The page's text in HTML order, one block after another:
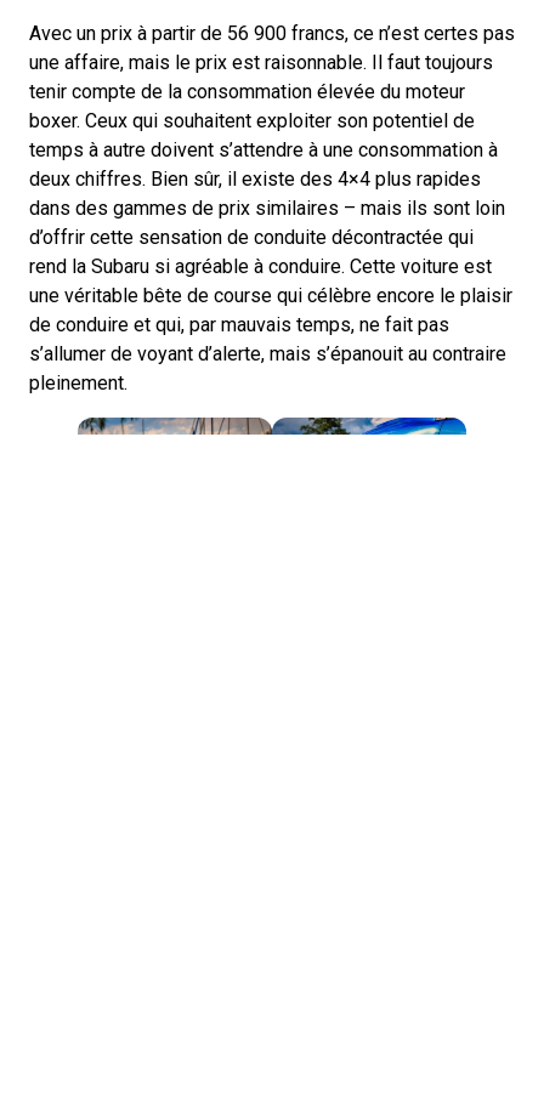
Avec un prix à partir de 56 900 francs, ce n’est certes pas
une affaire, mais le prix est raisonnable. Il faut toujours
tenir compte de la consommation élevée du moteur
boxer. Ceux qui souhaitent exploiter son potentiel de
temps à autre doivent s’attendre à une consommation à
deux chiffres. Bien sûr, il existe des 4×4 plus rapides
dans des gammes de prix similaires – mais ils sont loin
d’offrir cette sensation de conduite décontractée qui
rend la Subaru si agréable à conduire. Cette voiture est
une véritable bête de course qui célèbre encore le plaisir
de conduire et qui, par mauvais temps, ne fait pas
s’allumer de voyant d’alerte, mais s’épanouit au contraire
pleinement.